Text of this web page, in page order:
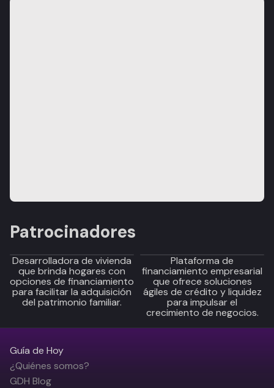
Patrocinadores
Desarrolladora de vivienda
que brinda hogares con
opciones de financiamiento
para facilitar la adquisición
del patrimonio familiar.
Plataforma de
financiamiento empresarial
que ofrece soluciones
ágiles de crédito y liquidez
para impulsar el
crecimiento de negocios.
Guía de Hoy
¿Quiénes somos?
GDH Blog